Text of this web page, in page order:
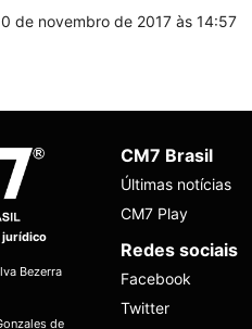
de novembro de 2017 às 14:57
jurídico
Bezerra
de
CM7 Brasil
Últimas notícias
CM7 Play
Redes sociais
Facebook
Twitter